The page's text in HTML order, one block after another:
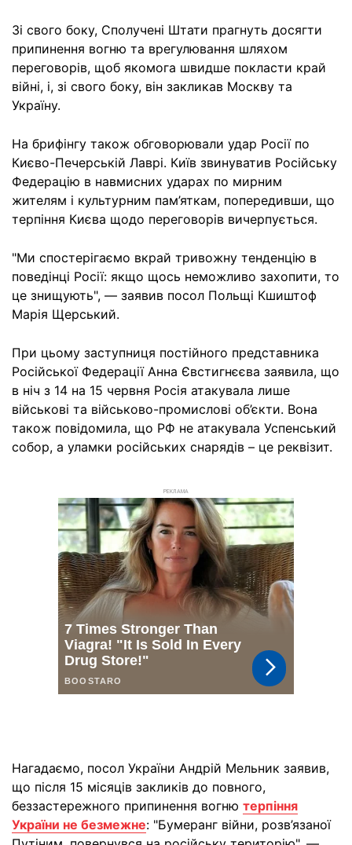
Зі свого боку, Сполучені Штати прагнуть досягти
припинення вогню та врегулювання шляхом
переговорів, щоб якомога швидше покласти край
війні, і, зі свого боку, він закликав Москву та
Україну.
На брифінгу також обговорювали удар Росії по
Києво-Печерській Лаврі. Київ звинуватив Російську
Федерацію в навмисних ударах по мирним
жителям і культурним пам’яткам, попередивши, що
терпіння Києва щодо переговорів вичерпується.
"Ми спостерігаємо вкрай тривожну тенденцію в
поведінці Росії: якщо щось неможливо захопити, то
це знищують", — заявив посол Польщі Кшиштоф
Марія Щерський.
При цьому заступниця постійного представника
Російської Федерації Анна Євстигнєєва заявила, що
в ніч з 14 на 15 червня Росія атакувала лише
військові та військово-промислові об’єкти. Вона
також повідомила, що РФ не атакувала Успенський
собор, а уламки російських снарядів – це реквізит.
РЕКЛАМА
Нагадаємо, посол України Андрій Мельник заявив,
що після 15 місяців закликів до повного,
беззастережного припинення вогню терпіння
України не безмежне: "Бумеранг війни, розв’язаної